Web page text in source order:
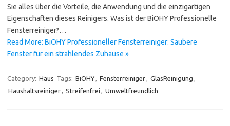
Sie alles über die Vorteile, die Anwendung und die einzigartigen
Eigenschaften dieses Reinigers. Was ist der BiOHY Professionelle
Fensterreiniger?…
Read More: BiOHY Professioneller Fensterreiniger: Saubere
Fenster für ein strahlendes Zuhause »
Category: Haus Tags: BiOHY, Fensterreiniger, GlasReinigung ,
Haushaltsreiniger, Streifenfrei , Umweltfreundlich